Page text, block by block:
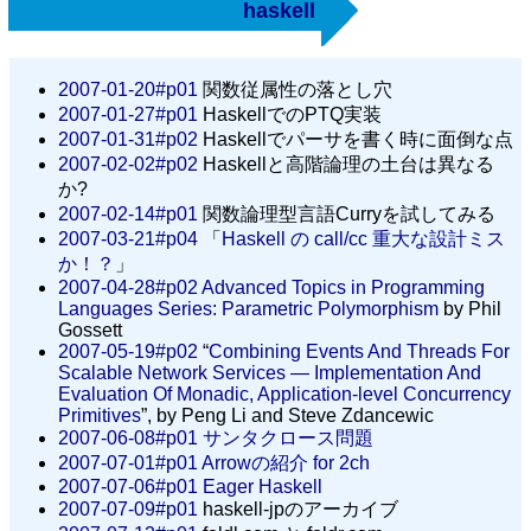
haskell
2007-01-20#p01 関数従属性の落とし穴
2007-01-27#p01 HaskellでのPTQ実装
2007-01-31#p02 Haskellでパーサを書く時に面倒な点
2007-02-02#p02 Haskellと高階論理の土台は異なる
か?
2007-02-14#p01 関数論理型言語Curryを試してみる
2007-03-21#p04 「 Haskell の call/cc 重大な設計ミス
か！？ 」
2007-04-28#p02 Advanced Topics in Programming
Languages Series: Parametric Polymorphism by Phil
Gossett
2007-05-19#p02 “Combining Events And Threads For
Scalable Network Services ― Implementation And
Evaluation Of Monadic, Application-level Concurrency
Primitives”, by Peng Li and Steve Zdancewic
2007-06-08#p01 サンタクロース問題
2007-07-01#p01 Arrowの紹介 for 2ch
2007-07-06#p01 Eager Haskell
2007-07-09#p01 haskell-jpのアーカイブ